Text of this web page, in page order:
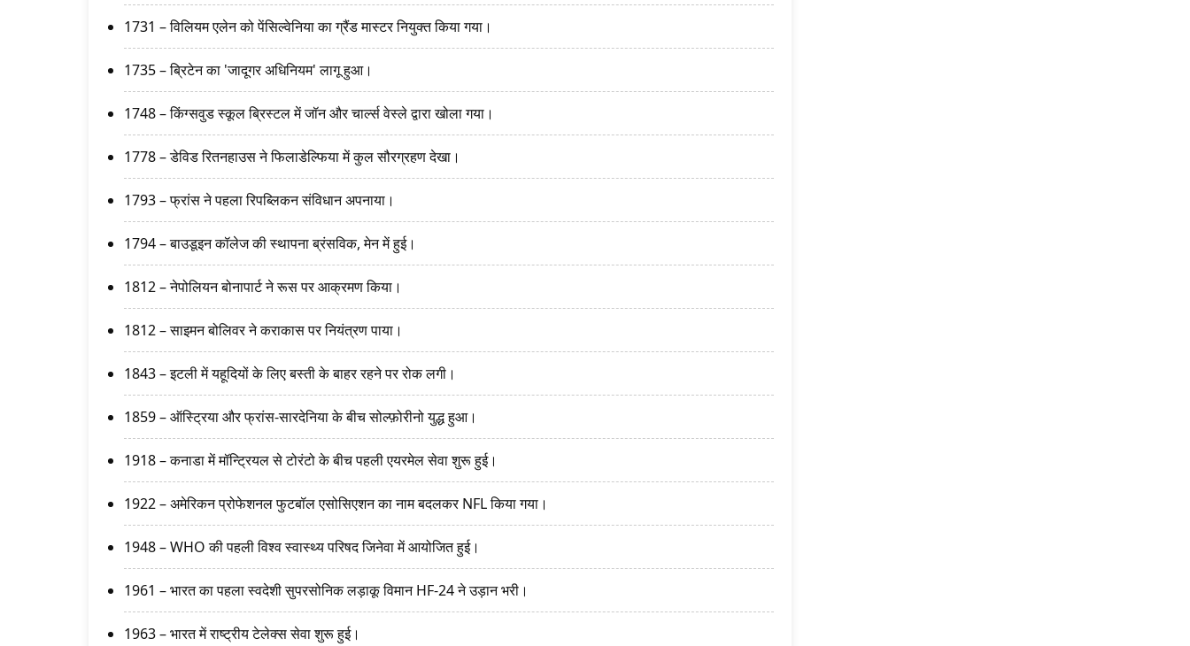
1731 – विलियम एलेन को पेंसिल्वेनिया का ग्रैंड मास्टर नियुक्त किया गया।
1735 – ब्रिटेन का 'जादूगर अधिनियम' लागू हुआ।
1748 – किंग्सवुड स्कूल ब्रिस्टल में जॉन और चार्ल्स वेस्ले द्वारा खोला गया।
1778 – डेविड रितनहाउस ने फिलाडेल्फिया में कुल सौरग्रहण देखा।
1793 – फ्रांस ने पहला रिपब्लिकन संविधान अपनाया।
1794 – बाउडूइन कॉलेज की स्थापना ब्रंसविक, मेन में हुई।
1812 – नेपोलियन बोनापार्ट ने रूस पर आक्रमण किया।
1812 – साइमन बोलिवर ने कराकास पर नियंत्रण पाया।
1843 – इटली में यहूदियों के लिए बस्ती के बाहर रहने पर रोक लगी।
1859 – ऑस्ट्रिया और फ्रांस-सारदेनिया के बीच सोल्फ़ोरीनो युद्ध हुआ।
1918 – कनाडा में मॉन्ट्रियल से टोरंटो के बीच पहली एयरमेल सेवा शुरू हुई।
1922 – अमेरिकन प्रोफेशनल फुटबॉल एसोसिएशन का नाम बदलकर NFL किया गया।
1948 – WHO की पहली विश्व स्वास्थ्य परिषद जिनेवा में आयोजित हुई।
1961 – भारत का पहला स्वदेशी सुपरसोनिक लड़ाकू विमान HF-24 ने उड़ान भरी।
1963 – भारत में राष्ट्रीय टेलेक्स सेवा शुरू हुई।